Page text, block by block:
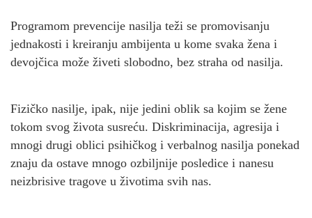
Programom prevencije nasilja teži se promovisanju
jednakosti i kreiranju ambijenta u kome svaka žena i
devojčica može živeti slobodno, bez straha od nasilja.
Fizičko nasilje, ipak, nije jedini oblik sa kojim se žene
tokom svog života susreću. Diskriminacija, agresija i
mnogi drugi oblici psihičkog i verbalnog nasilja ponekad
znaju da ostave mnogo ozbiljnije posledice i nanesu
neizbrisive tragove u životima svih nas.